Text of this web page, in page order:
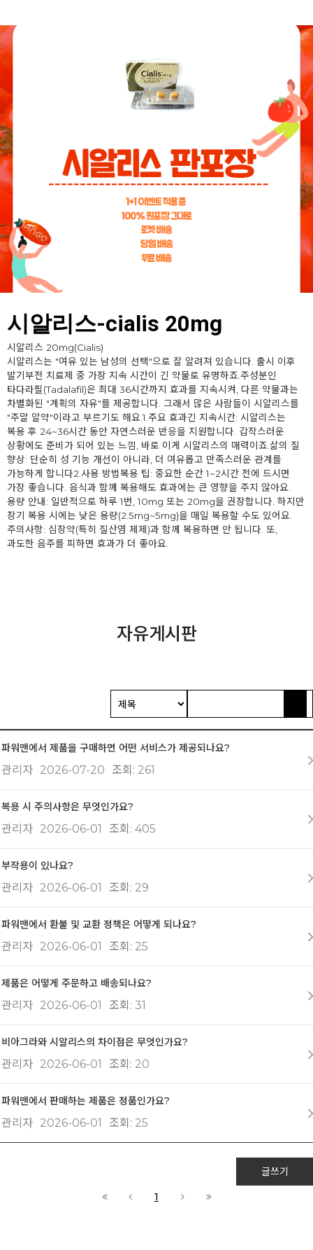
시알리스-cialis 20mg
시알리스 20mg(Cialis)
시알리스는 "여유 있는 남성의 선택"으로 잘 알려져 있습니다. 출시 이후
발기부전 치료제 중 가장 지속 시간이 긴 약물로 유명하죠.주성분인
타다라필(Tadalafil)은 최대 36시간까지 효과를 지속시켜, 다른 약물과는
차별화된 "계획의 자유"를 제공합니다. 그래서 많은 사람들이 시알리스를
"주말 알약"이라고 부르기도 해요.1.주요 효과긴 지속시간: 시알리스는
복용 후 24~36시간 동안 자연스러운 반응을 지원합니다. 갑작스러운
상황에도 준비가 되어 있는 느낌, 바로 이게 시알리스의 매력이죠.삶의 질
향상: 단순히 성 기능 개선이 아니라, 더 여유롭고 만족스러운 관계를
가능하게 합니다2.사용 방법복용 팁: 중요한 순간 1~2시간 전에 드시면
가장 좋습니다. 음식과 함께 복용해도 효과에는 큰 영향을 주지 않아요.
용량 안내: 일반적으로 하루 1번, 10mg 또는 20mg을 권장합니다. 하지만
장기 복용 시에는 낮은 용량(2.5mg~5mg)을 매일 복용할 수도 있어요.
주의사항: 심장약(특히 질산염 제제)과 함께 복용하면 안 됩니다. 또,
과도한 음주를 피하면 효과가 더 좋아요.
자유게시판
파워맨에서 제품을 구매하면 어떤 서비스가 제공되나요?
관리자 2026-07-20 조회 261
복용 시 주의사항은 무엇인가요?
관리자 2026-06-01 조회 405
부작용이 있나요?
관리자 2026-06-01 조회 29
파워맨에서 환불 및 교환 정책은 어떻게 되나요?
관리자 2026-06-01 조회 25
제품은 어떻게 주문하고 배송되나요?
관리자 2026-06-01 조회 31
비아그라와 시알리스의 차이점은 무엇인가요?
관리자 2026-06-01 조회 20
파워맨에서 판매하는 제품은 정품인가요?
관리자 2026-06-01 조회 25
1
글쓰기